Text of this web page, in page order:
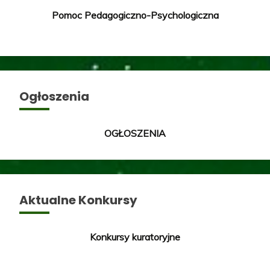
Pomoc Pedagogiczno-Psychologiczna
Ogłoszenia
OGŁOSZENIA
Aktualne Konkursy
Konkursy kuratoryjne